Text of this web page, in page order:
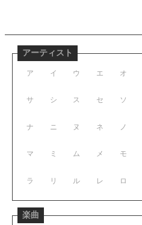
アーティスト
ア イ ウ エ オ
サ シ ス セ ソ
ナ ニ ヌ ネ ノ
マ ミ ム メ モ
ラ リ ル レ ロ
楽曲